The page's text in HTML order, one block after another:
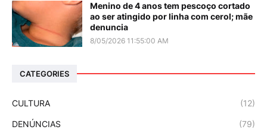
Menino de 4 anos tem pescoço cortado
ao ser atingido por linha com cerol; mãe
denuncia
8/05/2026 11:55:00 AM
CATEGORIES
CULTURA (12)
DENÚNCIAS (79)